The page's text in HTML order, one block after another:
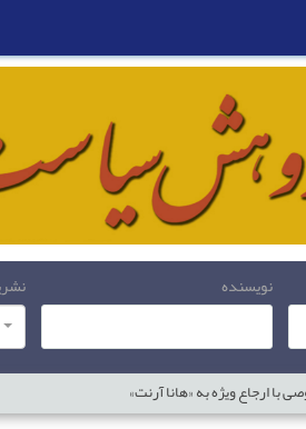
نویسنده
ارجاع ویژه به «هانا آرنت»